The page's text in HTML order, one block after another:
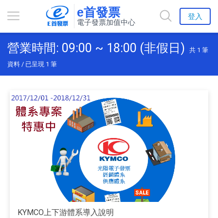
e首發票
電子發票加值中心
登入
營業時間: 09:00 ~ 18:00 (非假日) 共 1 筆
資料 / 已呈現 1 筆
KYMCO上下游體系導入說明